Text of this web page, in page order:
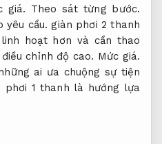
giá. Theo sát từng bước.
yêu cầu. giàn phơi 2 thanh
hoạt hơn và cần thao
chỉnh độ cao. Mức giá.
ai ưa chuộng sự tiện
phơi 1 thanh là hướng lựa